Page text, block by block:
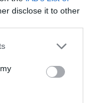
disclose it to other